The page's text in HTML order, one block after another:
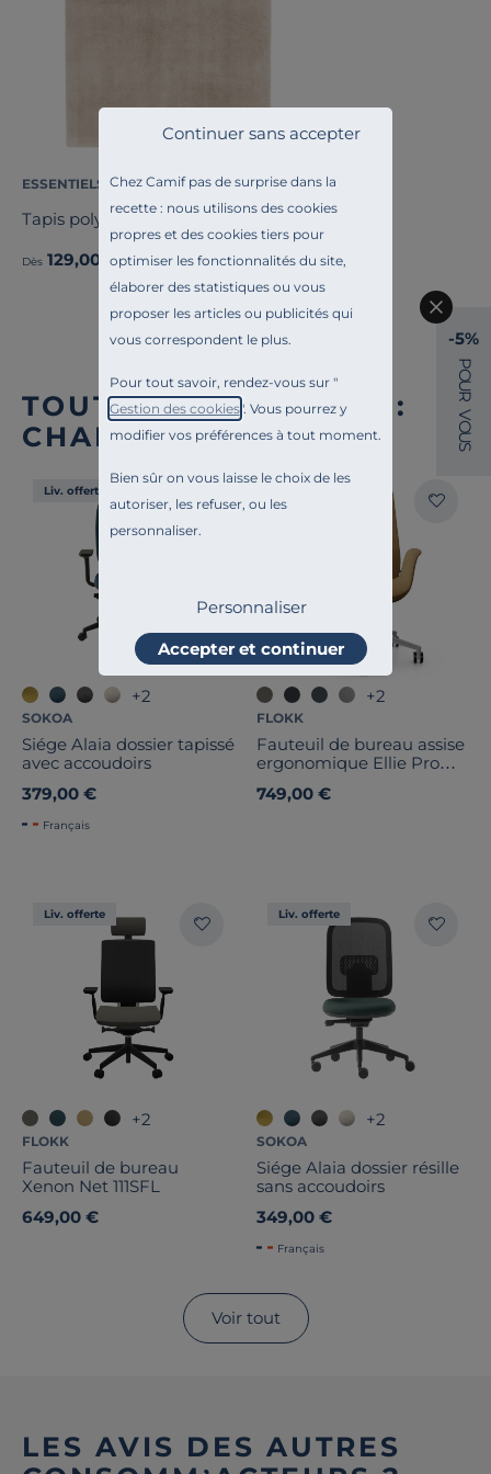
Chez Camif pas de surprise dans la
recette : nous utilisons des cookies
propres et des cookies tiers pour
optimiser les fonctionnalités du site,
élaborer des statistiques ou vous
proposer les articles ou publicités qui
vous correspondent le plus.
Pour tout savoir, rendez-vous sur "
Gestion des cookies". Vous pourrez y
modifier vos préférences à tout moment.
Bien sûr on vous laisse le choix de les
autoriser, les refuser, ou les
personnaliser.
Continuer sans accepter
Personnaliser
Accepter et continuer
ESSENTIELS PAR CAMIF
Tapis polyester recyclé uni Bao
Dès 129,00 €
TOUTE NOTRE OFFRE :
CHAISES DE BUREAU
Liv. offerte
+2
SOKOA
Siége Alaia dossier tapissé
avec accoudoirs
379,00 €
Français
+2
FLOKK
Fauteuil de bureau assise
ergonomique Ellie Pro
749,00 €
Liv. offerte
+2
FLOKK
Fauteuil de bureau
Xenon Net 111SFL
649,00 €
Liv. offerte
+2
SOKOA
Siége Alaia dossier résille
sans accoudoirs
349,00 €
Français
Voir tout
LES AVIS DES AUTRES
-5%
P
O
U
R
V
O
U
S